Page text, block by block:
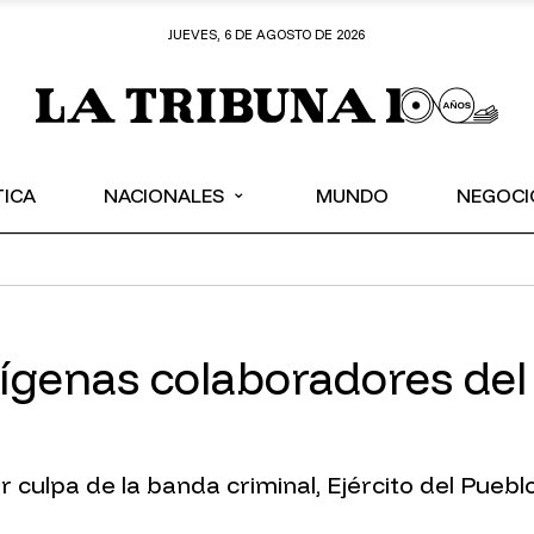
JUEVES, 6 DE AGOSTO DE 2026
NACIONALES ⌄ MUNDO
colaboradores
de la banda criminal, Ejército del